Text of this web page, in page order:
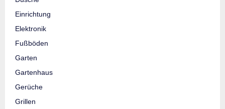
Einrichtung
Elektronik
Fußböden
Garten
Gartenhaus
Gerüche
Grillen